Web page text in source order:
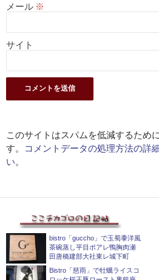
メール ※
サイト
このサイトはスパムを低減するため
す。
コメントデータの処理方法の詳
い。
bistro「guccho」で玉蜀黍洋風
茶碗蒸し平目ポアレ鴨胸肉瀬
田唐橋建部大社東レ城下町
Bistro「慈雨」で牡蠣ライスコ